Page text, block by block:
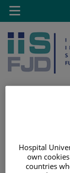
Jump to content
content
Toggle
navigation
Hospital
own
countries